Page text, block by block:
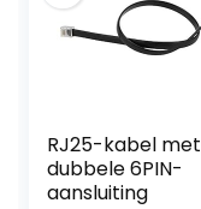
RJ25-kabel met
dubbele 6PIN-
aansluiting